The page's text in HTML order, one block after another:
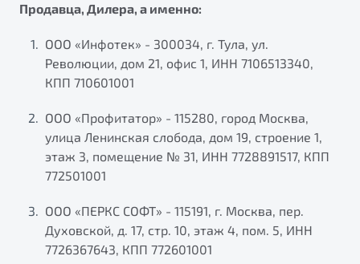
Продавца, Дилера, а именно:
ООО «Инфотек» - 300034, г. Тула, ул.
Революции, дом 21, офис 1, ИНН 7106513340,
КПП 710601001
ООО «Профитатор» - 115280, город Москва,
улица Ленинская слобода, дом 19, строение 1,
этаж 3, помещение № 31, ИНН 7728891517, КПП
772501001
ООО «ПЕРКС СОФТ» - 115191, г. Москва, пер.
Духовской, д. 17, стр. 10, этаж 4, пом. 5, ИНН
7726367643, КПП 772601001